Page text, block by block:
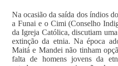
Na ocasião da saída dos índios
a Funai e o Cimi (Conselho
da Igreja Católica, discutiam
extinção da etnia. Na época
Maitá e Mandei não tinham
falta de homens jovens da